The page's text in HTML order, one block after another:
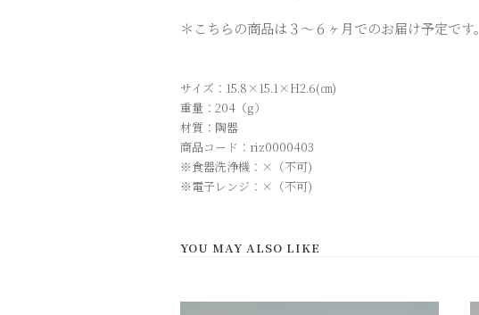
＊こちらの商品は３～６ヶ月でのお届け予定です。
サイズ：15.8×15.1×H2.6(㎝)
重量：204（g）
材質：陶器
商品コード：riz0000403
※食器洗浄機：×（不可)
※電子レンジ：×（不可)
YOU MAY ALSO LIKE